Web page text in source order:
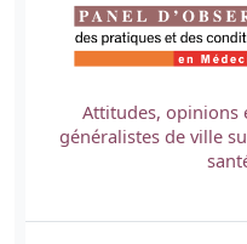
Attitudes, opinions
généralistes de ville